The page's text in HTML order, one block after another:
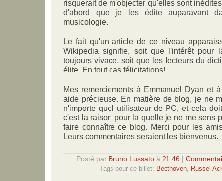
risquerait de m'objecter qu'elles sont
d'abord que je les édite auparavant
musicologie.
Le fait qu'un article de ce niveau
Wikipedia signifie, soit que l'intérêt pour
toujours vivace, soit que les lecteurs du
élite. En tout cas félicitations!
Mes remerciements à Emmanuel Dyan et
aide précieuse. En matière de blog, je ne
n'importe quel utilisateur de PC, et cela
c'est la raison pour la quelle je ne me sens
faire connaître ce blog. Merci pour les
Leurs commentaires seraient les bienvenus.
Posté par Bruno Lussatoà 21:46
Tags pour ce billet: Beethoven Russel